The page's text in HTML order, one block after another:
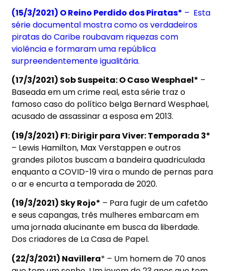
(15/3/2021) O Reino Perdido dos Piratas* – Esta
série documental mostra como os verdadeiros
piratas do Caribe roubavam riquezas com
violência e formaram uma república
surpreendentemente igualitária.
(17/3/2021) Sob Suspeita: O Caso Wesphael* –
Baseada em um crime real, esta série traz o
famoso caso do político belga Bernard Wesphael,
acusado de assassinar a esposa em 2013.
(19/3/2021) F1: Dirigir para Viver: Temporada 3*
– Lewis Hamilton, Max Verstappen e outros
grandes pilotos buscam a bandeira quadriculada
enquanto a COVID-19 vira o mundo de pernas para
o ar e encurta a temporada de 2020.
(19/3/2021) Sky Rojo* – Para fugir de um cafetão
e seus capangas, três mulheres embarcam em
uma jornada alucinante em busca da liberdade.
Dos criadores de La Casa de Papel.
(22/3/2021) Navillera* – Um homem de 70 anos